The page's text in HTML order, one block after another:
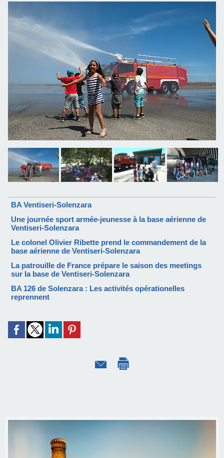
BA Ventiseri-Solenzara
Une journée sport armée-jeunesse à la base aérienne de
Ventiseri-Solenzara
Le colonel Olivier Ribette prend le commandement de la
base aérienne de Ventiseri-Solenzara
La patrouille de France prépare le saison des meetings
sur la base de Ventiseri-Solenzara
BA 126 de Solenzara : Les activités opérationelles
reprennent